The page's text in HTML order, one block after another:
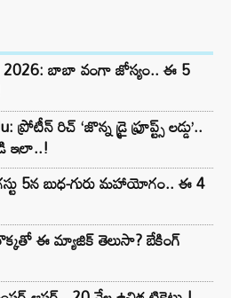
2026: బాబా వంగా జోస్యం.. ఈ 5
రిచ్ ‘జొన్న డ్రై ఫ్రూప్ట్స్ లడ్డు’..
ఇలా..!
5న బుధ-గురు మహాయోగం.. ఈ 4
ఈ మ్యాజిక్ తెలుసా? బేకింగ్